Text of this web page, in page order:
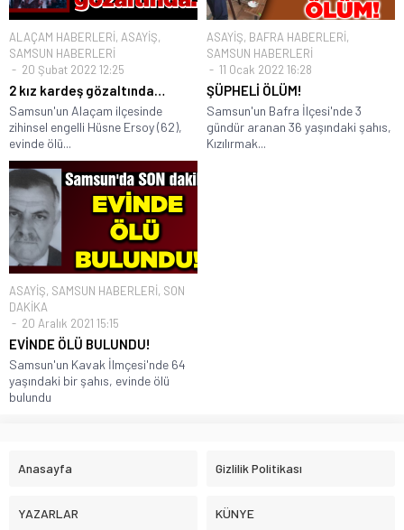
ALAÇAM HABERLERİ, ASAYİŞ,
SAMSUN HABERLERİ
20 Şubat 2022 12:25
2 kız kardeş gözaltında…
Samsun'un Alaçam ilçesinde
zihinsel engelli Hüsne Ersoy (62),
evinde ölü...
ASAYİŞ, BAFRA HABERLERİ,
SAMSUN HABERLERİ
11 Ocak 2022 16:28
ŞÜPHELİ ÖLÜM!
Samsun'un Bafra İlçesi'nde 3
gündür aranan 36 yaşındaki şahıs,
Kızılırmak...
ASAYİŞ, SAMSUN HABERLERİ, SON
DAKİKA
20 Aralık 2021 15:15
EVİNDE ÖLÜ BULUNDU!
Samsun'un Kavak İlmçesi'nde 64
yaşındaki bir şahıs, evinde ölü
bulundu
Anasayfa Gizlilik Politikası
YAZARLAR KÜNYE